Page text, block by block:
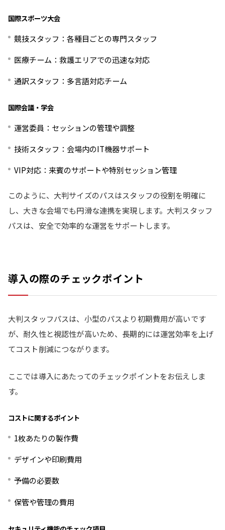
国際スポーツ大会
競技スタッフ：各種目ごとの専門スタッフ
医療チーム：救護エリアでの迅速な対応
通訳スタッフ：多言語対応チーム
国際会議・学会
運営委員：セッションの管理や調整
技術スタッフ：会場内のIT機器サポート
VIP対応：来賓のサポートや特別セッション管理
このように、大判サイズのパスはスタッフの役割を明確に
し、大きな会場でも円滑な連携を実現します。大判スタッフ
パスは、安全で効率的な運営をサポートします。
導入の際のチェックポイント
大判スタッフパスは、小型のパスより初期費用が高いです
が、耐久性と視認性が高いため、長期的には運営効率を上げ
てコスト削減につながります。
ここでは導入にあたってのチェックポイントをお伝えしま
す。
コストに関するポイント
1枚あたりの製作費
デザインや印刷費用
予備の必要数
保管や管理の費用